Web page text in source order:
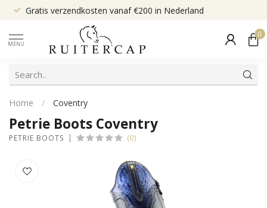
Gratis verzendkosten vanaf €200 in Nederland
MENU
0
Home / Coventry
Petrie Boots Coventry
PETRIE BOOTS (0)